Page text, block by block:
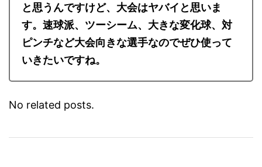
と思うんですけど、大会はヤバイと思いま
す。速球派、ツーシーム、大きな変化球、対
ピンチなど大会向きな選手なのでぜひ使って
いきたいですね。
No related posts.